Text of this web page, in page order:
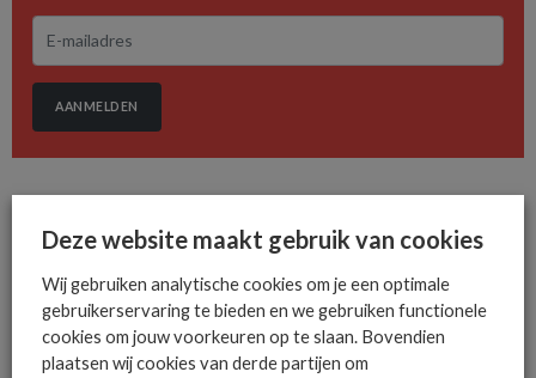
AANMELDEN
MEER OVER KAPPA DATA RUNZERO
Deze website maakt gebruik van cookies
Wij gebruiken analytische cookies om je een optimale
gebruikerservaring te bieden en we gebruiken functionele
cookies om jouw voorkeuren op te slaan. Bovendien
plaatsen wij cookies van derde partijen om